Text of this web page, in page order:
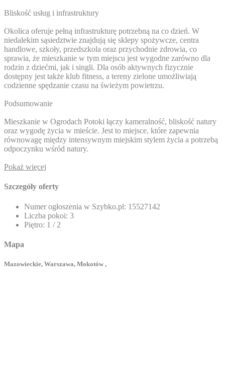
Bliskość usług i infrastruktury
Okolica oferuje pełną infrastrukturę potrzebną na co dzień. W
niedalekim sąsiedztwie znajdują się sklepy spożywcze, centra
handlowe, szkoły, przedszkola oraz przychodnie zdrowia, co
sprawia, że mieszkanie w tym miejscu jest wygodne zarówno dla
rodzin z dziećmi, jak i singli. Dla osób aktywnych fizycznie
dostępny jest także klub fitness, a tereny zielone umożliwiają
codzienne spędzanie czasu na świeżym powietrzu.
Podsumowanie
Mieszkanie w Ogrodach Potoki łączy kameralność, bliskość natury
oraz wygodę życia w mieście. Jest to miejsce, które zapewnia
równowagę między intensywnym miejskim stylem życia a potrzebą
odpoczynku wśród natury.
Pokaż więcej
Szczegóły oferty
Numer ogłoszenia w Szybko.pl: 15527142
Liczba pokoi: 3
Piętro: 1 / 2
Mapa
Mazowieckie, Warszawa, Mokotów ,